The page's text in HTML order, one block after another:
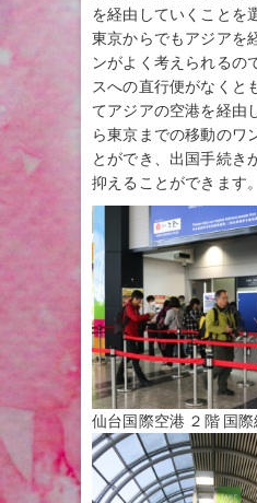
を経由していくことを
東京からでもアジアを
ンがよく考えられるの
スへの直行便がなくと
てアジアの空港を経由
ら東京までの移動のワ
とができ、出国手続き
抑えることができます。
仙台国際空港 ２階 国